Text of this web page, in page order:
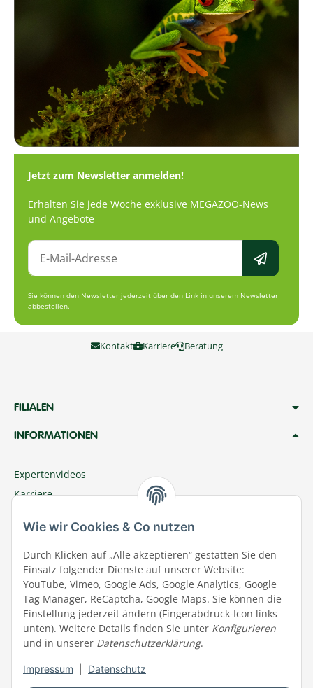
Jetzt zum Newsletter anmelden!
Erhalten Sie jede Woche exklusive MEGAZOO-News
und Angebote
Sie können den Newsletter jederzeit über den Link in unserem Newsletter
abbestellen.
Kontakt Karriere Beratung
FILIALEN
INFORMATIONEN
Expertenvideos
Karriere
Zu Megazoo Shop wechseln
Sommeraktion
Terminal
Tierwohl
Datenschutz
Wir über uns
Aktuelles
Impressum
Wie wir Cookies & Co nutzen
Durch Klicken auf „Alle akzeptieren“ gestatten Sie den
Einsatz folgender Dienste auf unserer Website:
YouTube, Vimeo, Google Ads, Google Analytics, Google
Tag Manager, ReCaptcha, Google Maps. Sie können die
Einstellung jederzeit ändern (Fingerabdruck-Icon links
unten). Weitere Details finden Sie unter Konfigurieren
und in unserer Datenschutzerklärung.
Impressum Datenschutz